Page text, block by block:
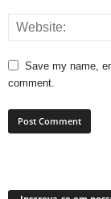
Save my name,
comment.